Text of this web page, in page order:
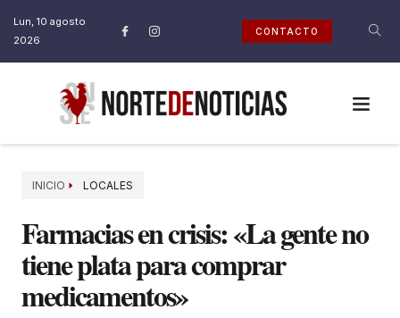
Lun, 10 agosto
2026
CONTACTO
INICIO LOCALES
Farmacias en crisis: «La gente no
tiene plata para comprar
medicamentos»